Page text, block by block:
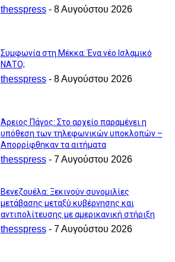
thesspress - 8 Αυγούστου 2026
Συμφωνία στη Μέκκα: Ένα νέο Ισλαμικό
ΝΑΤΟ;
thesspress - 8 Αυγούστου 2026
Άρειος Πάγος: Στο αρχείο παραμένει η
υπόθεση των τηλεφωνικών υποκλοπών –
Απορρίφθηκαν τα αιτήματα
thesspress - 7 Αυγούστου 2026
Βενεζουέλα: Ξεκινούν συνομιλίες
μετάβασης μεταξύ κυβέρνησης και
αντιπολίτευσης με αμερικανική στήριξη
thesspress - 7 Αυγούστου 2026